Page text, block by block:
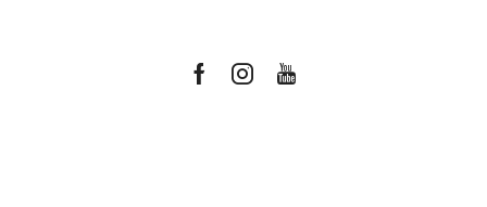
FacebookInstagramYoutube